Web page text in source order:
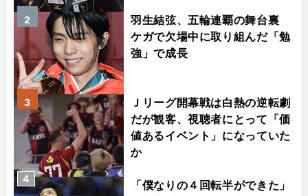
羽生結弦、五輪連覇の舞台裏
ケガで欠場中に取り組んだ「勉
強」で成長
2
Ｊリーグ開幕戦は白熱の逆転劇
だが観客、視聴者にとって「価
値あるイベント」になっていた
か
3
「僕なりの４回転半ができた」
4